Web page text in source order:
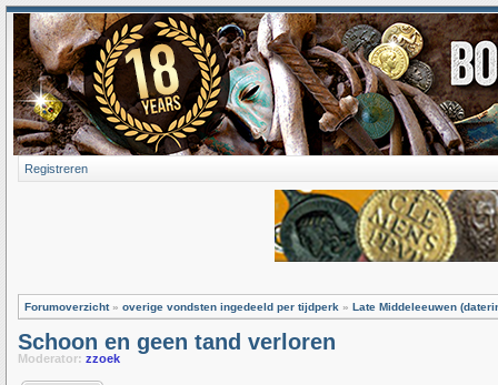
Registreren
Forumoverzicht» overige vondsten ingedeeld per tijdperk » Late Middeleeuwen
Schoon en geen tand verloren
Moderator: zzoek